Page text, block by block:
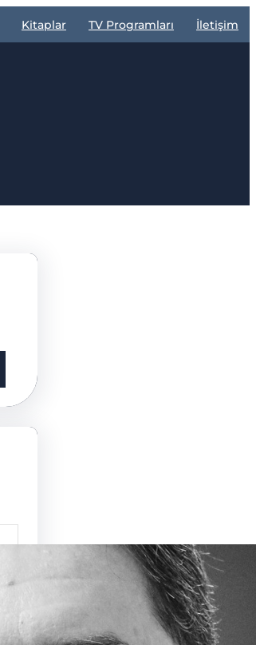
Kitaplar TV Programları İletişim